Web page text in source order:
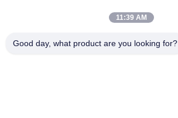
11:39 AM
Good day, what product are you looking for?